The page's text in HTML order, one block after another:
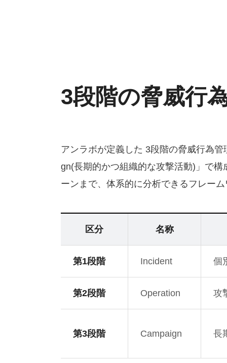
3段階の脅威行
アンラボが定義した 3段階の脅威行為
gn(長期的かつ組織的な攻撃活動)」で
ーンまで、体系的に分析できるフレー
区分 名称
第1段階 Incident 個
第2段階 Operation 攻
第3段階 Campaign 長